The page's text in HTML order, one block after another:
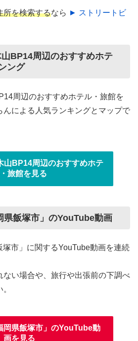
所を検索するなら ► ストリートビ
BP14周辺のおすすめホテ
ング
周辺のおすすめホテル・旅館を
んによる人気ランキングとマップで
山BP14周辺のおすすめホテ
旅館を見る
県飯塚市」のYouTube動画
塚市」に関するYouTube動画を連続
ない場合や、旅行や出張前の下調べ
岡県飯塚市」のYouTube動
画を見る